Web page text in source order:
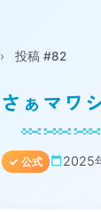
› 投稿 #82
さぁマワ
✓ 公式 2025